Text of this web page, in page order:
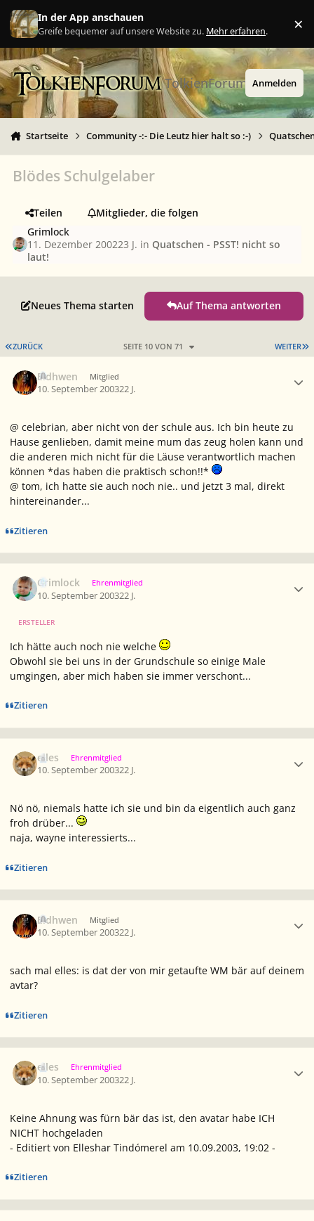
Zu Inhalt springen
In der App anschauen
Greife bequemer auf unsere Website zu. Mehr erfahren. ×
TolkienForum Anmelden
Startseite Community -:- Die Leutz hier halt so :-)
Blödes Schulgelaber
Teilen
Mitglieder, die folgen
Grimlock
11. Dezember 200223 J. in Quatschen - PSST! nicht so
laut!
Neues Thema starten Auf Thema antworten
ERSTE SEITE
ZURÜCK WEITER
SEITE 10 VON 71
Eldhwen Mitglied
10. September 200322 J.
@ celebrian, aber nicht von der schule aus. Ich bin heute zu
Hause genlieben, damit meine mum das zeug holen kann und
die anderen mich nicht für die Läuse verantwortlich machen
können *das haben die praktisch schon!!*
@ tom, ich hatte sie auch noch nie.. und jetzt 3 mal, direkt
hintereinander...
Zitieren
Grimlock Ehrenmitglied
10. September 200322 J.
ERSTELLER
Ich hätte auch noch nie welche
Obwohl sie bei uns in der Grundschule so einige Male
umgingen, aber mich haben sie immer verschont...
Zitieren
elles Ehrenmitglied
10. September 200322 J.
Nö nö, niemals hatte ich sie und bin da eigentlich auch ganz
froh drüber...
naja, wayne interessierts...
Zitieren
Eldhwen Mitglied
10. September 200322 J.
sach mal elles: is dat der von mir getaufte WM bär auf deinem
avtar?
Zitieren
elles Ehrenmitglied
10. September 200322 J.
Keine Ahnung was fürn bär das ist, den avatar habe ICH
NICHT hochgeladen
- Editiert von Elleshar Tindómerel am 10.09.2003, 19:02 -
Zitieren